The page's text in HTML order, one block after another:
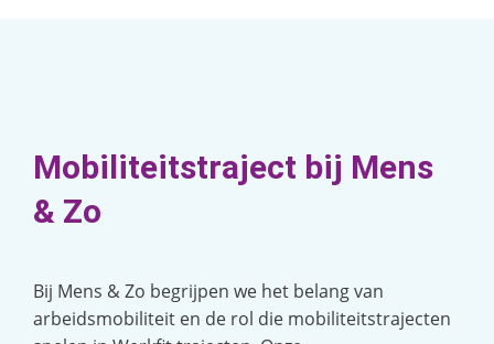
Mobiliteitstraject bij Mens
& Zo
Bij Mens & Zo begrijpen we het belang van
arbeidsmobiliteit en de rol die mobiliteitstrajecten